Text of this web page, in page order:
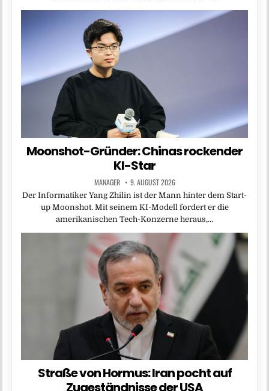
Moonshot-Gründer: Chinas rockender
KI-Star
MANAGER 9. AUGUST 2026
Der Informatiker Yang Zhilin ist der Mann hinter dem Start-
up Moonshot. Mit seinem KI-Modell fordert er die
amerikanischen Tech-Konzerne heraus,…
Straße von Hormus: Iran pocht auf
Zugeständnisse der USA